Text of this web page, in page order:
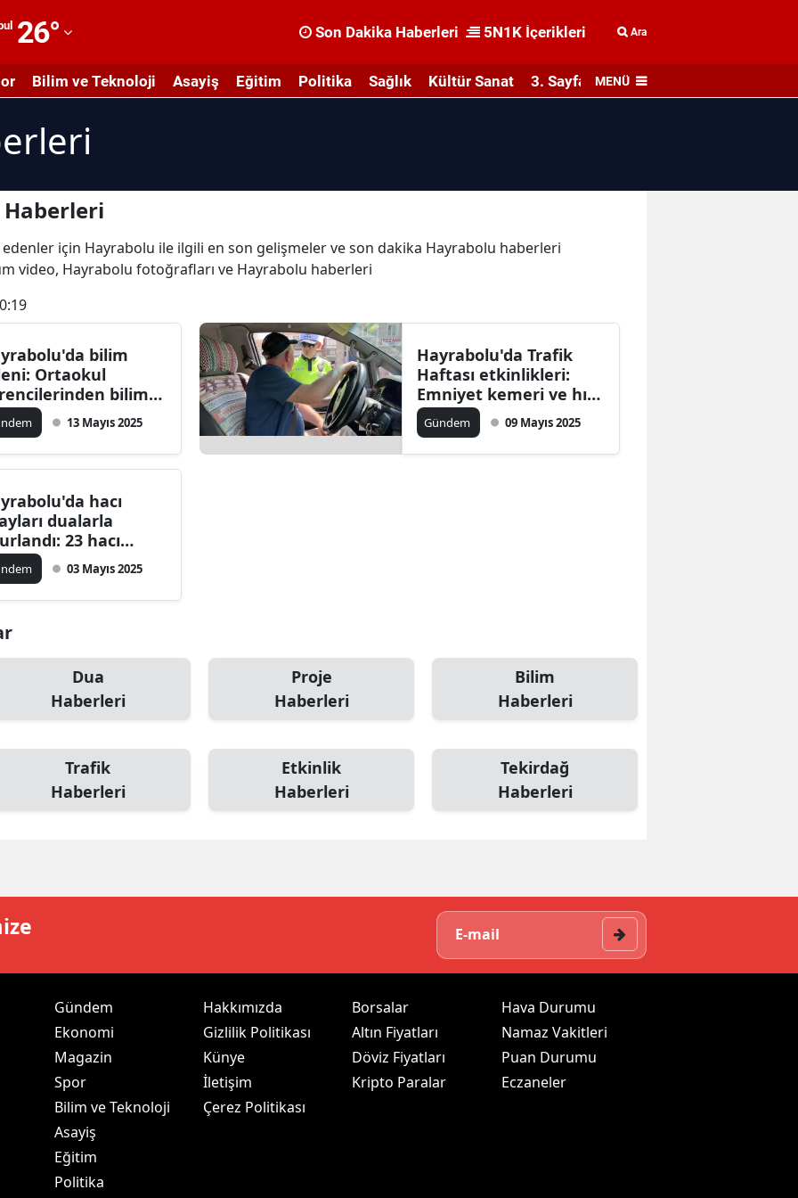
26° Son Dakika Haberleri 5N1K İçerikleri Ara
Bilim ve Teknoloji Asayiş Eğitim Politika Sağlık Kültür Sanat 3. Sayfa MENÜ
için Hayrabolu ile ilgili en son gelişmeler ve son dakika Hayrabolu haberleri
video, Hayrabolu fotoğrafları ve Hayrabolu haberleri
bilim
Ortaokul
bilim
13 Mayıs 2025
Hayrabolu'da Trafik
Haftası etkinlikleri:
Emniyet kemeri ve hız
sınırlarının önemi
vurgulandı
Gündem 09 Mayıs 2025
hacı
dualarla
23 hacı
kutsal topraklar
yola çıktı03 Mayıs 2025
Dua
Haberleri
Proje
Haberleri
Bilim
Haberleri
Trafik
Haberleri
Etkinlik
Haberleri
Tekirdağ
Haberleri
Gündem
Ekonomi
Magazin
Spor
Bilim ve Teknoloji
Asayiş
Eğitim
Politika
Hakkımızda
Gizlilik Politikası
Künye
İletişim
Çerez Politikası
Borsalar
Altın Fiyatları
Döviz Fiyatları
Kripto Paralar
Hava Durumu
Namaz Vakitleri
Puan Durumu
Eczaneler